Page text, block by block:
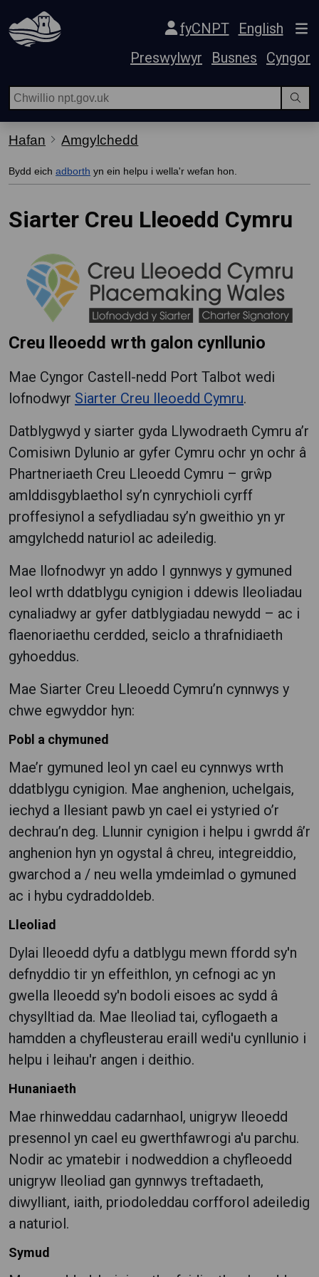
Hepgor gwe-lywio
fyCNPT
English
Preswylwyr
Busnes Cyngor
Hafan Amgylchedd
Bydd eich adborth yn ein helpu i wella'r wefan hon.
Siarter Creu Lleoedd Cymru
Creu lleoedd wrth galon cynllunio
Mae Cyngor Castell-nedd Port Talbot wedi
lofnodwyr Siarter Creu lleoedd Cymru.
Datblygwyd y siarter gyda Llywodraeth Cymru a’r
Comisiwn Dylunio ar gyfer Cymru ochr yn ochr â
Phartneriaeth Creu Lleoedd Cymru – grŵp
amlddisgyblaethol sy’n cynrychioli cyrff
proffesiynol a sefydliadau sy’n gweithio yn yr
amgylchedd naturiol ac adeiledig.
Mae llofnodwyr yn addo I gynnwys y gymuned
leol wrth ddatblygu cynigion i ddewis lleoliadau
cynaliadwy ar gyfer datblygiadau newydd – ac i
flaenoriaethu cerdded, seiclo a thrafnidiaeth
gyhoeddus.
Mae Siarter Creu Lleoedd Cymru’n cynnwys y
chwe egwyddor hyn:
Pobl a chymuned
Mae’r gymuned leol yn cael eu cynnwys wrth
ddatblygu cynigion. Mae anghenion, uchelgais,
iechyd a llesiant pawb yn cael ei ystyried o’r
dechrau’n deg. Llunnir cynigion i helpu i gwrdd â’r
anghenion hyn yn ogystal â chreu, integreiddio,
gwarchod a / neu wella ymdeimlad o gymuned
ac i hybu cydraddoldeb.
Lleoliad
Dylai lleoedd dyfu a datblygu mewn ffordd sy'n
defnyddio tir yn effeithlon, yn cefnogi ac yn
gwella lleoedd sy'n bodoli eisoes ac sydd â
chysylltiad da. Mae lleoliad tai, cyflogaeth a
hamdden a chyfleusterau eraill wedi'u cynllunio i
helpu i leihau'r angen i deithio.
Hunaniaeth
Mae rhinweddau cadarnhaol, unigryw lleoedd
presennol yn cael eu gwerthfawrogi a'u parchu.
Nodir ac ymatebir i nodweddion a chyfleoedd
unigryw lleoliad gan gynnwys treftadaeth,
diwylliant, iaith, priodoleddau corfforol adeiledig
a naturiol.
Symud